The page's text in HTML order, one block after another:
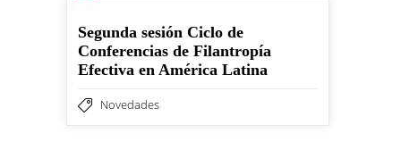
Segunda sesión Ciclo de
Conferencias de Filantropía
Efectiva en América Latina
Novedades